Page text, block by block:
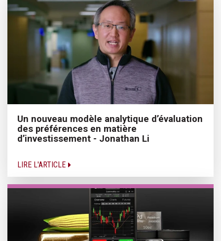
Un nouveau modèle analytique d’évaluation
des préférences en matière
d’investissement - Jonathan Li
LIRE L'ARTICLE